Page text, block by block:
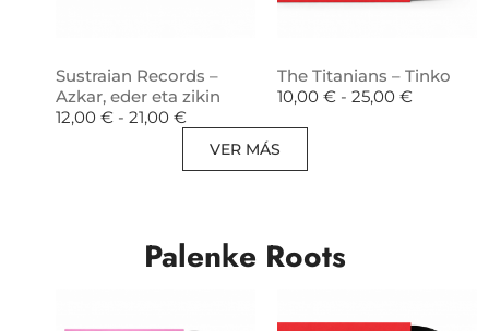
Sustraian Records –
Azkar, eder eta zikin
12,00 € - 21,00 €
The Titanians – Tinko
10,00 € - 25,00 €
VER MÁS
Palenke Roots